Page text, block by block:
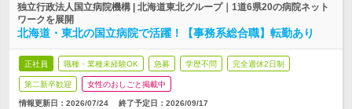
独立行政法人国立病院機構 | 北海道東北グループ｜1道6県20の病院ネット
ワークを展開
北海道・東北の国立病院で活躍！【事務系総合職】転勤あり
正社員 職種・業種未経験OK 急募 学歴不問 完全週休2日制
第二新卒歓迎 女性のおしごと掲載中
情報更新日：2026/07/24 終了予定日： 2026/09/17